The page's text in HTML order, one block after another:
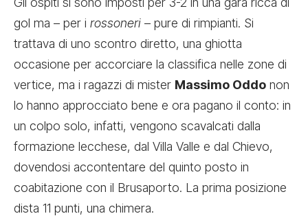
gol ma – per i rossoneri – pure di rimpianti. Si
trattava di uno scontro diretto, una ghiotta
occasione per accorciare la classifica nelle zone di
vertice, ma i ragazzi di mister Massimo Oddo non
lo hanno approcciato bene e ora pagano il conto: in
un colpo solo, infatti, vengono scavalcati dalla
formazione lecchese, dal Villa Valle e dal Chievo,
dovendosi accontentare del quinto posto in
coabitazione con il Brusaporto. La prima posizione
dista 11 punti, una chimera.